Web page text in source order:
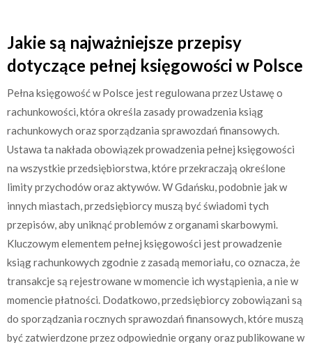
Jakie są najważniejsze przepisy
dotyczące pełnej księgowości w Polsce
Pełna księgowość w Polsce jest regulowana przez Ustawę o
rachunkowości, która określa zasady prowadzenia ksiąg
rachunkowych oraz sporządzania sprawozdań finansowych.
Ustawa ta nakłada obowiązek prowadzenia pełnej księgowości
na wszystkie przedsiębiorstwa, które przekraczają określone
limity przychodów oraz aktywów. W Gdańsku, podobnie jak w
innych miastach, przedsiębiorcy muszą być świadomi tych
przepisów, aby uniknąć problemów z organami skarbowymi.
Kluczowym elementem pełnej księgowości jest prowadzenie
ksiąg rachunkowych zgodnie z zasadą memoriału, co oznacza, że
transakcje są rejestrowane w momencie ich wystąpienia, a nie w
momencie płatności. Dodatkowo, przedsiębiorcy zobowiązani są
do sporządzania rocznych sprawozdań finansowych, które muszą
być zatwierdzone przez odpowiednie organy oraz publikowane w